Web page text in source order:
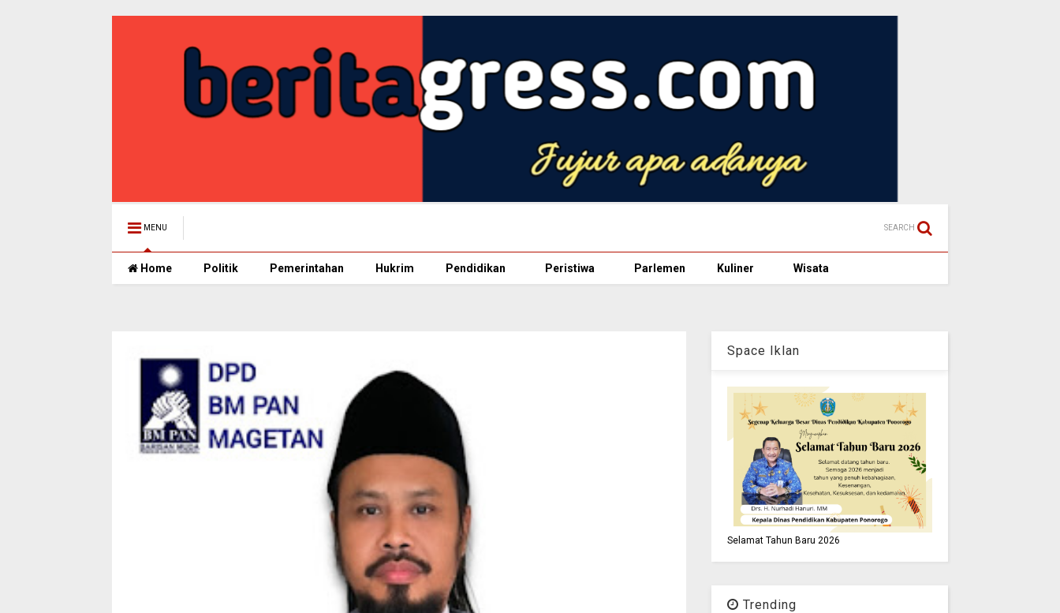
MENU SEARCH
Home Politik Pemerintahan Hukrim Pendidikan Peristiwa Parlemen Kuliner Wisata
Space Iklan
Selamat Tahun Baru 2026
Trending